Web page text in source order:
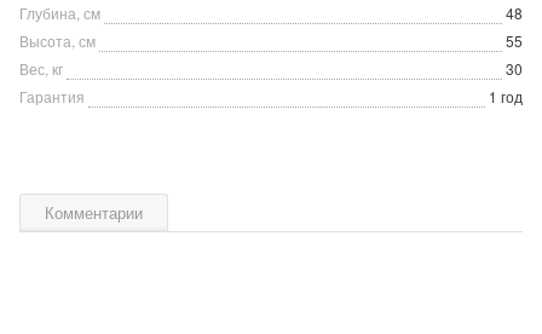
Глубина, см
48
Высота, см
55
Вес, кг
30
Гарантия
1 год
Комментарии